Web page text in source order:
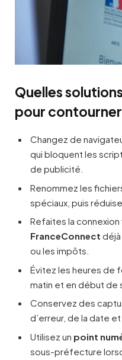
Quelles
pour contourner
Changez de
qui bloquent les
de publicité.
Renommez les
spéciaux, puis
Refaites la
FranceConnect
ou les impôts.
Évitez les heures de
matin et en début de
Conservez des
d’erreur, de la date
Utilisez un point
sous-préfecture